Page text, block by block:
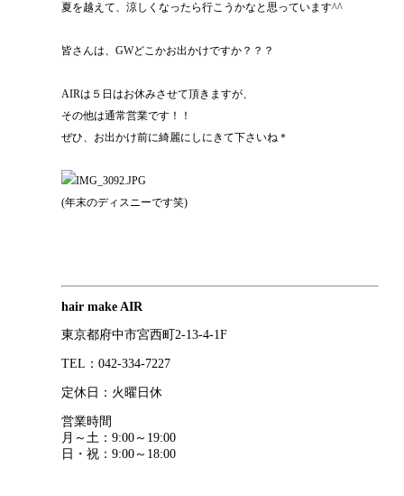
夏を越えて、涼しくなったら行こうかなと思っています^^
皆さんは、GWどこかお出かけですか？？？
AIRは５日はお休みさせて頂きますが、
その他は通常営業です！！
ぜひ、お出かけ前に綺麗にしにきて下さいね＊
(年末のディスニーです笑)
hair make AIR
東京都府中市宮西町2-13-4-1F
TEL：042-334-7227
定休日：火曜日休
営業時間
月～土：9:00～19:00
日・祝：9:00～18:00